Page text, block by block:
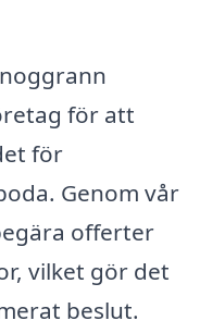
för att
för
Genom vår
offerter
vilket gör det
beslut.